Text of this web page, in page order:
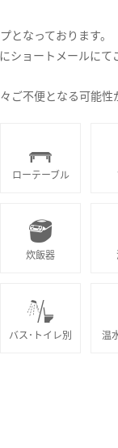
なっております。
ョートメールにて
不便となる可能性
ローテーブル
炊飯器
バス･トイレ別 温